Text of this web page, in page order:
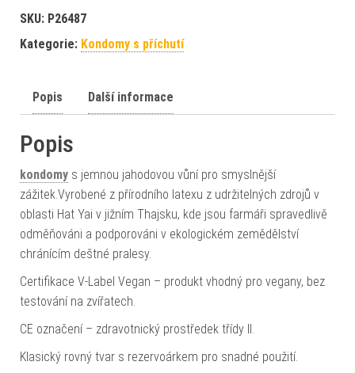
SKU: P26487
Kategorie: Kondomy s příchutí
Popis Další informace
Popis
kondomy s jemnou jahodovou vůní pro smyslnější
zážitek.Vyrobené z přírodního latexu z udržitelných zdrojů v
oblasti Hat Yai v jižním Thajsku, kde jsou farmáři spravedlivě
odměňováni a podporováni v ekologickém zemědělství
chránícím deštné pralesy.
Certifikace V-Label Vegan – produkt vhodný pro vegany, bez
testování na zvířatech.
CE označení – zdravotnický prostředek třídy II.
Klasický rovný tvar s rezervoárkem pro snadné použití.